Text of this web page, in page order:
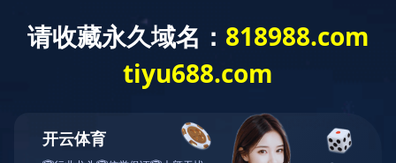
发行人的证券变动月报表